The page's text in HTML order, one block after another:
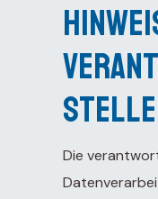
Stelle
Die